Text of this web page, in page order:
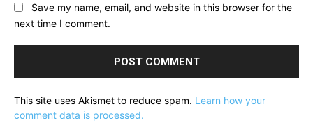
Save my name, email, and website in this browser for the
next time I comment.
This site uses Akismet to reduce spam. Learn how your
comment data is processed.